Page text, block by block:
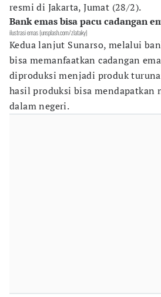
resmi di Jakarta, Jumat (28/2).
Bank emas bisa pacu cadangan
ilustrasi emas (unsplash.com/zlataky)
Kedua lanjut Sunarso, melalui
bisa memanfaatkan cadangan
diproduksi menjadi produk
hasil produksi bisa mendapatkan
dalam negeri.